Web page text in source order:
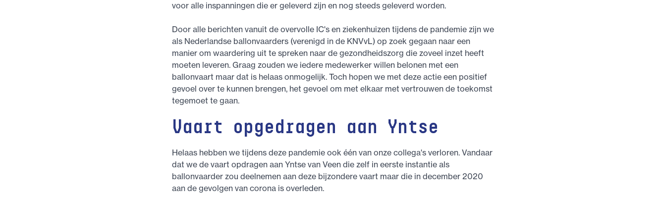
voor alle inspanningen die er geleverd zijn en nog steeds geleverd worden.
Door alle berichten vanuit de overvolle IC's en ziekenhuizen tijdens de pandemie zijn we
als Nederlandse ballonvaarders (verenigd in de KNVvL) op zoek gegaan naar een
manier om waardering uit te spreken naar de gezondheidszorg die zoveel inzet heeft
moeten leveren. Graag zouden we iedere medewerker willen belonen met een
ballonvaart maar dat is helaas onmogelijk. Toch hopen we met deze actie een positief
gevoel over te kunnen brengen, het gevoel om met elkaar met vertrouwen de toekomst
tegemoet te gaan.
Vaart opgedragen aan Yntse
Helaas hebben we tijdens deze pandemie ook één van onze collega's verloren. Vandaar
dat we de vaart opdragen aan Yntse van Veen die zelf in eerste instantie als
ballonvaarder zou deelnemen aan deze bijzondere vaart maar die in december 2020
aan de gevolgen van corona is overleden.